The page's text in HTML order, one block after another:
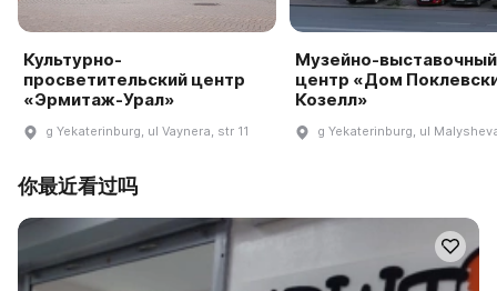
Культурно-
просветительский центр
«Эрмитаж-Урал»
g Yekaterinburg, ul Vaynera, str 11
Музейно-выставочный
центр «Дом
Козелл»
g Yekaterinburg, ul
你最近看过吗